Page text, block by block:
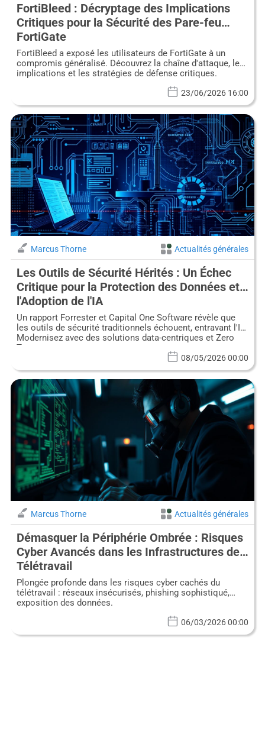
FortiBleed : Décryptage des Implications
Critiques pour la Sécurité des Pare-feu
FortiGate
FortiBleed a exposé les utilisateurs de FortiGate à un
compromis généralisé. Découvrez la chaîne d'attaque, les
implications et les stratégies de défense critiques.
23/06/2026 16:00
Marcus Thorne Actualités générales
Les Outils de Sécurité Hérités : Un Échec
Critique pour la Protection des Données et
l'Adoption de l'IA
Un rapport Forrester et Capital One Software révèle que
les outils de sécurité traditionnels échouent, entravant l'IA.
Modernisez avec des solutions data-centriques et Zero
Trust.
08/05/2026 00:00
Marcus Thorne Actualités générales
Démasquer la Périphérie Ombrée : Risques
Cyber Avancés dans les Infrastructures de
Télétravail
Plongée profonde dans les risques cyber cachés du
télétravail : réseaux insécurisés, phishing sophistiqué,
exposition des données.
06/03/2026 00:00